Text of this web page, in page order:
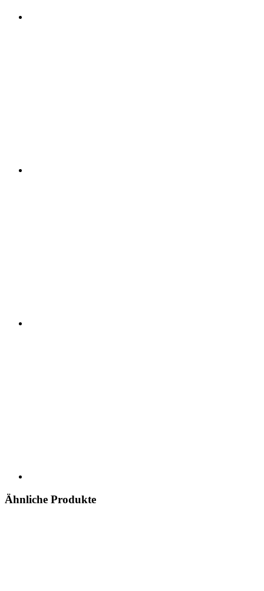
Ähnliche Produkte